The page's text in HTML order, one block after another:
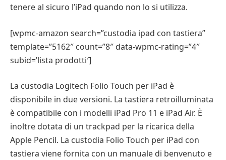
tenere al sicuro l’iPad quando non lo si utilizza.
[wpmc-amazon search=”custodia ipad con tastiera”
template=”5162″ count=”8″ data-wpmc-rating=”4″
subid=’lista prodotti′]
La custodia Logitech Folio Touch per iPad è
disponibile in due versioni. La tastiera retroilluminata
è compatibile con i modelli iPad Pro 11 e iPad Air. È
inoltre dotata di un trackpad per la ricarica della
Apple Pencil. La custodia Folio Touch per iPad con
tastiera viene fornita con un manuale di benvenuto e